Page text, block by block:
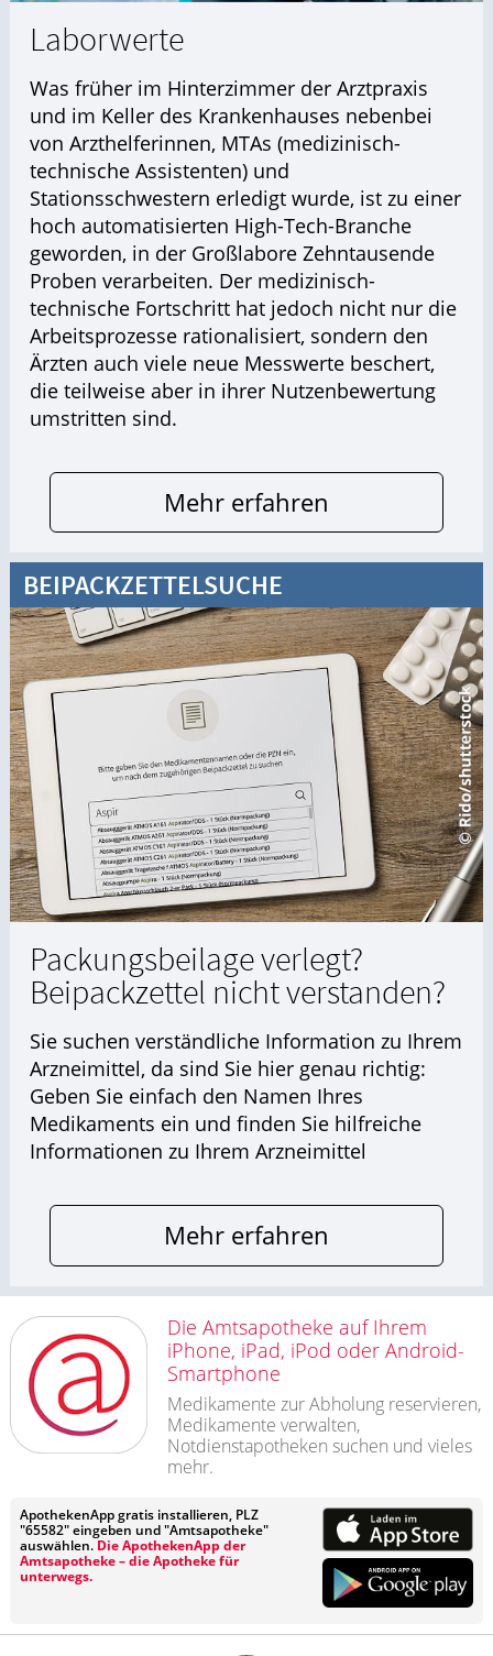
Laborwerte
Was früher im Hinterzimmer der Arztpraxis
und im Keller des Krankenhauses nebenbei
von Arzthelferinnen, MTAs (medizinisch-
technische Assistenten) und
Stationsschwestern erledigt wurde, ist zu einer
hoch automatisierten High-Tech-Branche
geworden, in der Großlabore Zehntausende
Proben verarbeiten. Der medizinisch-
technische Fortschritt hat jedoch nicht nur die
Arbeitsprozesse rationalisiert, sondern den
Ärzten auch viele neue Messwerte beschert,
die teilweise aber in ihrer Nutzenbewertung
umstritten sind.
Mehr erfahren
BEIPACKZETTELSUCHE
Packungsbeilage verlegt?
Beipackzettel nicht verstanden?
Sie suchen verständliche Information zu Ihrem
Arzneimittel, da sind Sie hier genau richtig:
Geben Sie einfach den Namen Ihres
Medikaments ein und finden Sie hilfreiche
Informationen zu Ihrem Arzneimittel
Mehr erfahren
Die Amtsapotheke auf Ihrem
iPhone, iPad, iPod oder Android-
Smartphone
Medikamente zur Abholung reservieren,
Medikamente verwalten,
Notdienstapotheken suchen und vieles
mehr.
ApothekenApp gratis installieren, PLZ
"65582" eingeben und "Amtsapotheke"
auswählen. Die ApothekenApp der
Amtsapotheke – die Apotheke für
unterwegs.